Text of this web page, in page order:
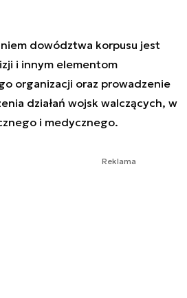
dowództwa korpusu jest
i innym elementom
organizacji oraz prowadzenie
działań wojsk walczących, w
i medycznego.
Reklama